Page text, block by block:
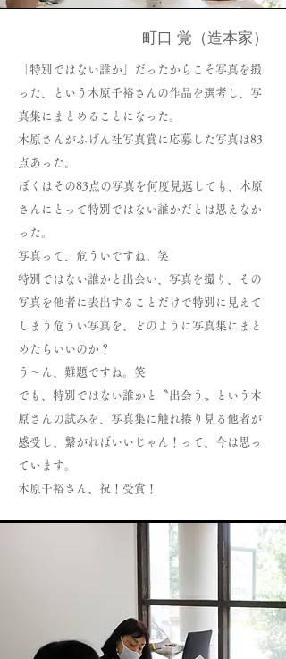
町口 覚（造本家）
「特別ではない誰か」だったからこそ写真を撮
った、という木原千裕さんの作品を選考し、写
真集にまとめることになった。
木原さんがふげん社写真賞に応募した写真は83
点あった。
ぼくはその83点の写真を何度見返しても、木原
さんにとって特別ではない誰かだとは思えなか
った。
写真って、危ういですね。笑
特別ではない誰かと出会い、写真を撮り、その
写真を他者に表出することだけで特別に見えて
しまう危うい写真を、どのように写真集にまと
めたらいいのか？
う〜ん、難題ですね。笑
でも、特別ではない誰かと〝出会う〟という木
原さんの試みを、写真集に触れ捲り見る他者が
感受し、繋がればいいじゃん！って、今は思っ
ています。
木原千裕さん、祝！受賞！